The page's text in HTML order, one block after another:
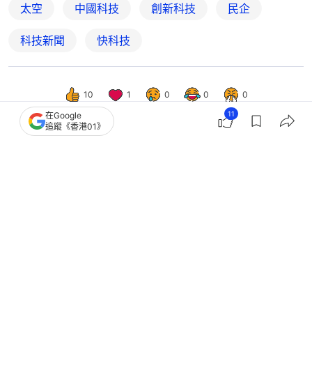
太空 中國科技 創新科技 民企
科技新聞 快科技
10 1 0 0 0
在Google
追蹤《香港01》
11